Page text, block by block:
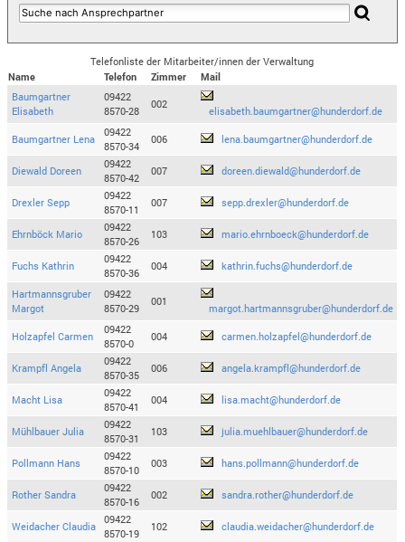
Telefonliste der Mitarbeiter/innen der Verwaltung
Name
Telefon Zimmer
Mail
Baumgartner
Elisabeth
09422
8570-28
002
elisabeth.baumgartner@hunderdorf.de
Baumgartner Lena
09422
8570-34
006 lena.baumgartner@hunderdorf.de
Diewald Doreen
09422
8570-42
007 doreen.diewald@hunderdorf.de
Drexler Sepp
09422
8570-11
007 sepp.drexler@hunderdorf.de
Ehrnböck Mario
09422
8570-26
103 mario.ehrnboeck@hunderdorf.de
Fuchs Kathrin
09422
8570-36
004 kathrin.fuchs@hunderdorf.de
Hartmannsgruber
Margot
09422
8570-29
001
margot.hartmannsgruber@hunderdorf.de
Holzapfel Carmen
09422
8570-0
004 carmen.holzapfel@hunderdorf.de
Krampfl Angela
09422
8570-35
006 angela.krampfl@hunderdorf.de
Macht Lisa
09422
8570-41
004 lisa.macht@hunderdorf.de
Mühlbauer Julia
09422
8570-31
103 julia.muehlbauer@hunderdorf.de
Pollmann Hans
09422
8570-10
003 hans.pollmann@hunderdorf.de
Rother Sandra
09422
8570-16
002 sandra.rother@hunderdorf.de
Weidacher Claudia
09422
8570-19
102 claudia.weidacher@hunderdorf.de